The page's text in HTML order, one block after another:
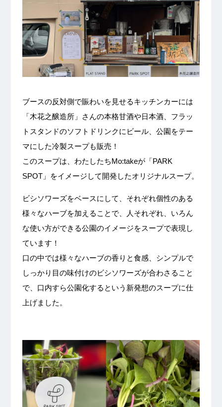
ブースの反対側で賑わいを見せるキッチンカーには
「木花之醸造所」さんの本格甘酒や日本酒、フラッ
トスタンドのソフトドリンクにビール、公園をテー
マにした冷製スープも販売！
このスープは、わたしたちMo:takeが「PARK
SPOT」をイメージして開発したオリジナルスープ。
ビシソワーズをベースにして、それぞれ個性のある
様々なハーブを加えることで、人それぞれ、いろん
な使い方ができる公園のイメージをスープで表現し
ています！
口の中では様々なハーブの香りと食感、シンプルで
しっかり目の味付けのビシソワーズが合わさること
で、口内すら公園化するという新発想のスープに仕
上げました。